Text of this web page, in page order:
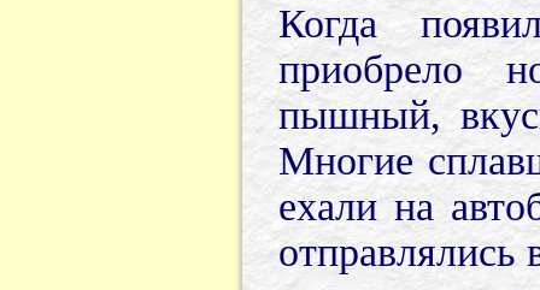
Когда
приобрело
пышный,
Многие
ехали на
отправлялись